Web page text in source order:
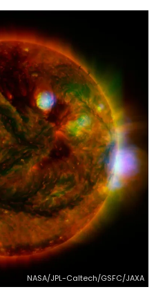
NASA/JPL-Caltech/GSFC/JAXA